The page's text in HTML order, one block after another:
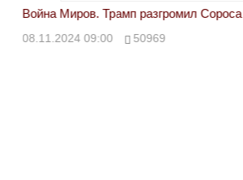
Война Миров. Трамп разгромил Сороса
08.11.2024 09:00 50969